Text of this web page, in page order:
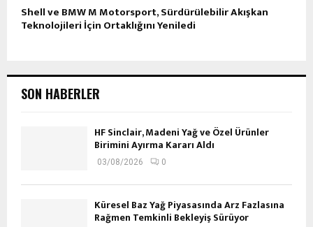
Shell ve BMW M Motorsport, Sürdürülebilir Akışkan
Teknolojileri İçin Ortaklığını Yeniledi
SON HABERLER
HF Sinclair, Madeni Yağ ve Özel Ürünler
Birimini Ayırma Kararı Aldı
03/08/2026 0
Küresel Baz Yağ Piyasasında Arz Fazlasına
Rağmen Temkinli Bekleyiş Sürüyor